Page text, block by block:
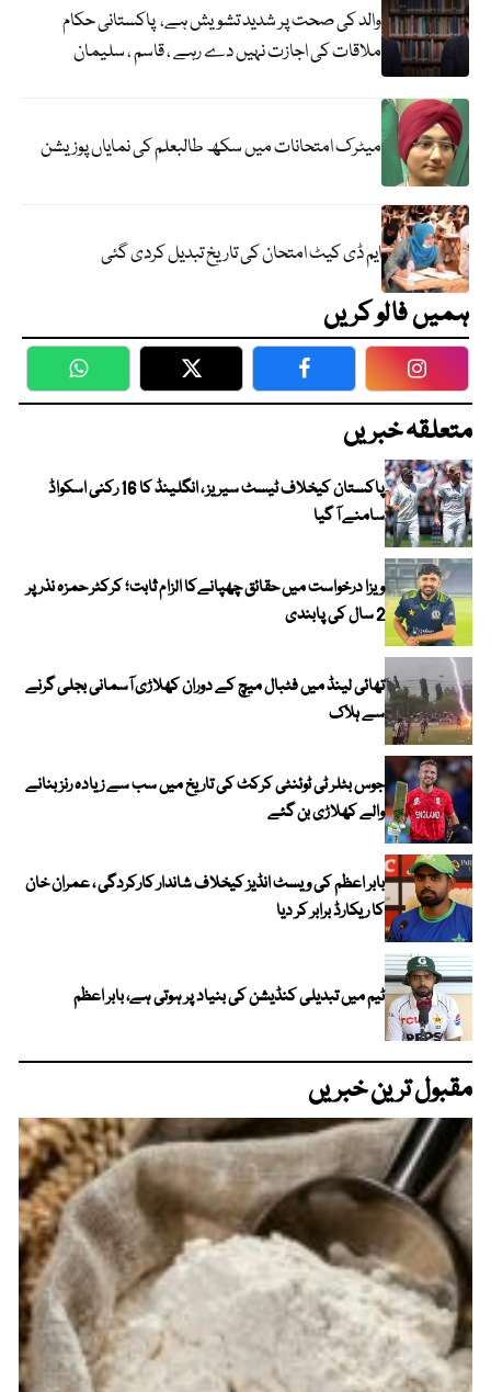
والد کی صحت پر شدید تشویش ہے، پاکستانی حکام
ملاقات کی اجازت نہیں دے رہے ، قاسم ، سلیمان
میٹرک امتحانات میں سکھ طالبعلم کی نمایاں پوزیشن
ایم ڈی کیٹ امتحان کی تاریخ تبدیل کردی گئی
ہمیں فالو کریں
WhatsApp Twitter Facebook
متعلقہ خبریں
پاکستان کیخلاف ٹیسٹ سیریز ، انگلینڈ کا 16 رکنی اسکواڈ
سامنے آ گیا
ویزا درخواست میں حقائق چھپانےکا الزام ثابت؛ کرکٹر حمزہ نذر پر
2 سال کی پابندی
تھائی لینڈ میں فٹبال میچ کے دوران کھلاڑی آسمانی بجلی گرنے
سے ہلاک
جوس بٹلر ٹی ٹوئنٹی کرکٹ کی تاریخ میں سب سے زیادہ رنز بنانے
والے کھلاڑی بن گئے
بابر اعظم کی ویسٹ انڈیز کیخلاف شاندار کارکردگی ، عمران خان
کا ریکارڈ برابر کر دیا
ٹیم میں تبدیلی کنڈیشن کی بنیاد پر ہوتی ہے، بابر اعظم
مقبول ترین خبریں